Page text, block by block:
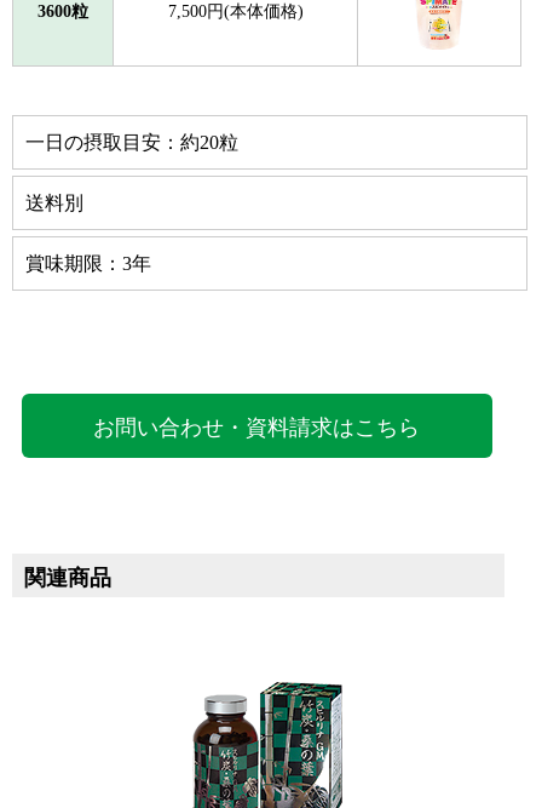
3600粒 7,500円(本体価格)
一日の摂取目安：約20粒
送料別
賞味期限：3年
お問い合わせ・資料請求はこちら
関連商品